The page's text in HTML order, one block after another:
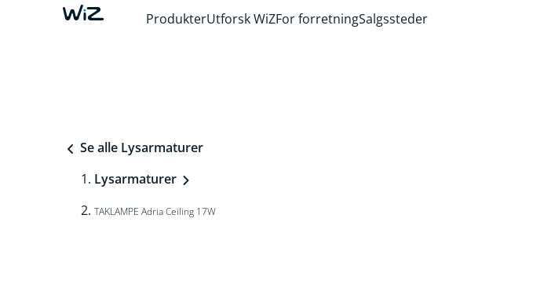
ProdukterUtforsk WiZFor forretningSalgssteder
Se alle Lysarmaturer
Lysarmaturer
TAKLAMPE Adria Ceiling 17W